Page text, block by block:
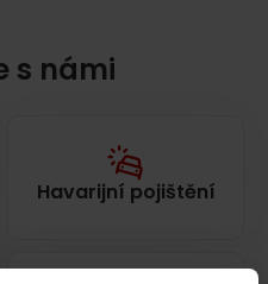
s námi
Havarijní pojištění